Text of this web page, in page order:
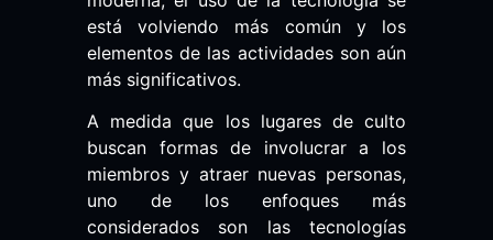
está volviendo más común y los
elementos de las actividades son aún
más significativos.
A medida que los lugares de culto
buscan formas de involucrar a los
miembros y atraer nuevas personas,
uno de los enfoques más
considerados son las tecnologías